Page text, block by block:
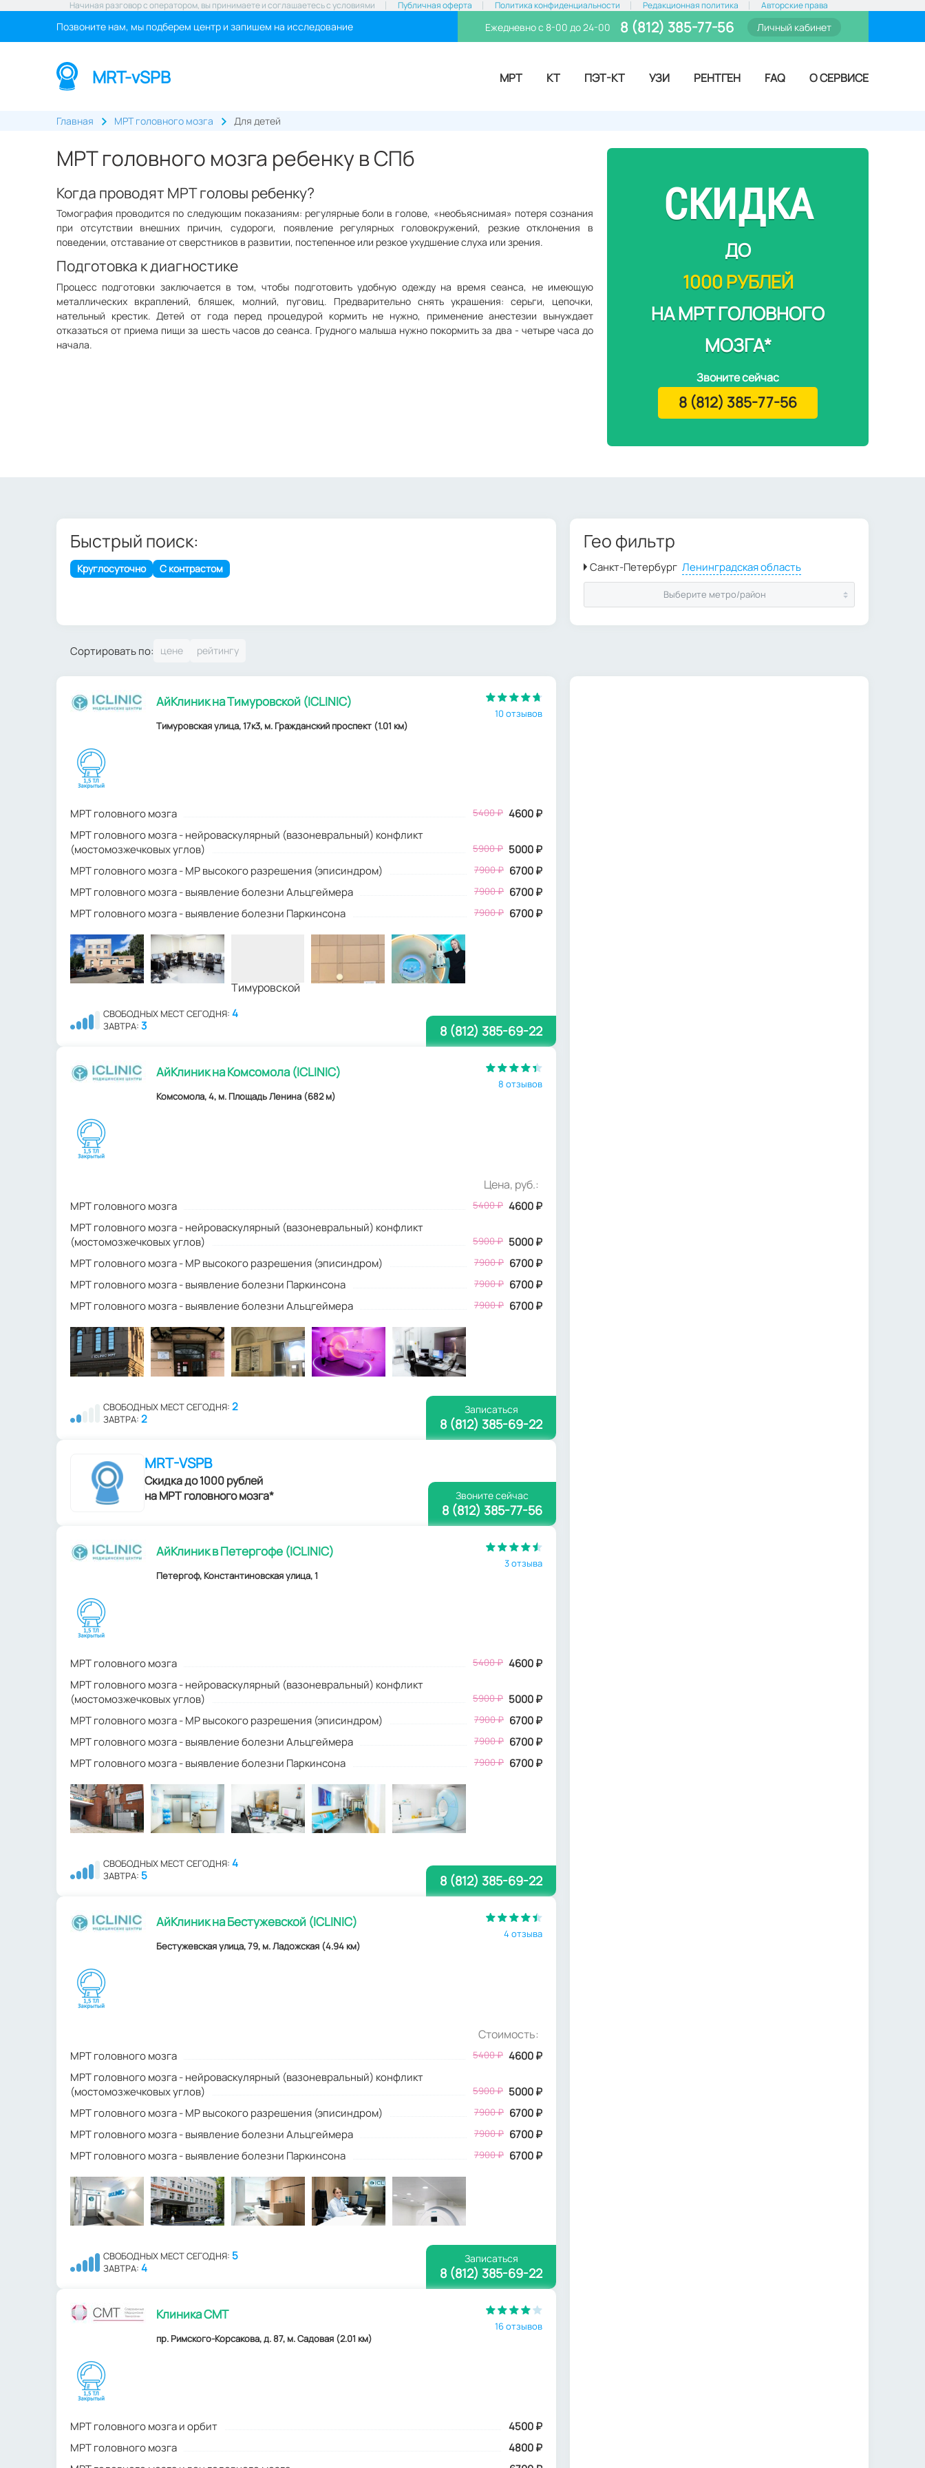
Начиная разговор с оператором, вы принимаете и соглашаетесь с условиями Публичная оферта Политика конфиденциальности Редакционная политика Авторские права
Позвоните нам, мы подберем центр и запишем на исследование Ежедневно с 8-00 до 24-00 8 (812) 385-77-56 Личный кабинет
MRT-vSPB МРТ КТ ПЭТ-КТ УЗИ РЕНТГЕН FAQ О СЕРВИСЕ
Главная МРТ головного мозга Для детей
МРТ головного мозга ребенку в СПб
Когда проводят МРТ головы ребенку?
Томография проводится по следующим показаниям: регулярные боли в голове, «необъяснимая» потеря сознания
при отсутствии внешних причин, судороги, появление регулярных головокружений, резкие отклонения в
поведении, отставание от сверстников в развитии, постепенное или резкое ухудшение слуха или зрения.
Подготовка к диагностике
Процесс подготовки заключается в том, чтобы подготовить удобную одежду на время сеанса, не имеющую
металлических вкраплений, бляшек, молний, пуговиц. Предварительно снять украшения: серьги, цепочки,
нательный крестик. Детей от года перед процедурой кормить не нужно, применение анестезии вынуждает
отказаться от приема пищи за шесть часов до сеанса. Грудного малыша нужно покормить за два - четыре часа до
начала.
СКИДКА
ДО
1000 РУБЛЕЙ
НА МРТ ГОЛОВНОГО
МОЗГА*
Звоните сейчас
8 (812) 385-77-56
Быстрый поиск:
Круглосуточно С контрастом
Гео фильтр
Выберите метро/район
Сортировать по:
АйКлиник на Тимуровской (ICLINIC)
Тимуровская улица, 17к3, м. Гражданский проспект (1.01 км)
10 отзывов
МРТ головного мозга 5400₽ 4600₽
МРТ головного мозга - нейроваскулярный (вазоневральный) конфликт
(мостомозжечковых углов)
5900 ₽ 5000 ₽
МРТ головного мозга - МР высокого разрешения (эписиндром)
7900 ₽ 6700 ₽
МРТ головного мозга - выявление болезни Альцгеймера
7900 ₽ 6700 ₽
МРТ головного мозга - выявление болезни Паркинсона
7900 ₽ 6700 ₽
СВОБОДНЫХ МЕСТ СЕГОДНЯ: 4
ЗАВТРА: 3 8 (812) 385-69-22
АйКлиник на Комсомола (ICLINIC)
Комсомола, 4, м. Площадь Ленина (682 м)
8 отзывов
Цена, руб.:
МРТ головного мозга 5400₽ 4600₽
МРТ головного мозга - нейроваскулярный (вазоневральный) конфликт
(мостомозжечковых углов)
5900 ₽ 5000 ₽
МРТ головного мозга - МР высокого разрешения (эписиндром)
7900 ₽ 6700 ₽
МРТ головного мозга - выявление болезни Паркинсона
7900 ₽ 6700 ₽
МРТ головного мозга - выявление болезни Альцгеймера
7900 ₽ 6700 ₽
СВОБОДНЫХ МЕСТ СЕГОДНЯ: 2
ЗАВТРА: 2
Записаться
8 (812) 385-69-22
MRT-VSPB
Скидка до 1000 рублей
на МРТ головного мозга*
Звоните сейчас
8 (812) 385-77-56
АйКлиник в Петергофе (ICLINIC)
Петергоф, Константиновская улица, 1
3 отзыва
МРТ головного мозга 5400₽ 4600₽
МРТ головного мозга - нейроваскулярный (вазоневральный) конфликт
(мостомозжечковых углов)
5900 ₽ 5000 ₽
МРТ головного мозга - МР высокого разрешения (эписиндром)
7900 ₽ 6700 ₽
МРТ головного мозга - выявление болезни Альцгеймера
7900 ₽ 6700 ₽
МРТ головного мозга - выявление болезни Паркинсона
7900 ₽ 6700 ₽
СВОБОДНЫХ МЕСТ СЕГОДНЯ: 4
ЗАВТРА: 5 8 (812) 385-69-22
АйКлиник на Бестужевской (ICLINIC)
Бестужевская улица, 79, м. Ладожская (4.94 км)
4 отзыва
Стоимость:
МРТ головного мозга 5400₽ 4600₽
МРТ головного мозга - нейроваскулярный (вазоневральный) конфликт
(мостомозжечковых углов)
5900 ₽ 5000 ₽
МРТ головного мозга - МР высокого разрешения (эписиндром)
7900 ₽ 6700 ₽
МРТ головного мозга - выявление болезни Альцгеймера
7900 ₽ 6700 ₽
МРТ головного мозга - выявление болезни Паркинсона
7900 ₽ 6700 ₽
СВОБОДНЫХ МЕСТ СЕГОДНЯ: 5
ЗАВТРА: 4
Записаться
8 (812) 385-69-22
Клиника СМТ
пр. Римского-Корсакова, д. 87, м. Садовая (2.01 км)
16 отзывов
МРТ головного мозга и орбит 4500₽
МРТ головного мозга
4800 ₽